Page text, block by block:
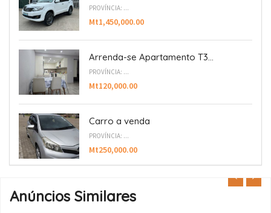
PROVÍNCIA: ...
Mt1,450,000.00
Arrenda-se Apartamento T3...
PROVÍNCIA: ...
Mt120,000.00
Carro a venda
PROVÍNCIA: ...
Mt250,000.00
Anúncios Similares